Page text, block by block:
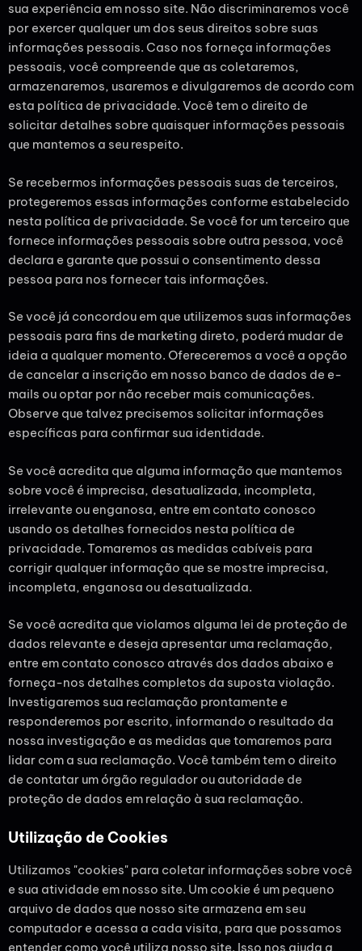
sua experiência em nosso site. Não discriminaremos você
por exercer qualquer um dos seus direitos sobre suas
informações pessoais. Caso nos forneça informações
pessoais, você compreende que as coletaremos,
armazenaremos, usaremos e divulgaremos de acordo com
esta política de privacidade. Você tem o direito de
solicitar detalhes sobre quaisquer informações pessoais
que mantemos a seu respeito.
Se recebermos informações pessoais suas de terceiros,
protegeremos essas informações conforme estabelecido
nesta política de privacidade. Se você for um terceiro que
fornece informações pessoais sobre outra pessoa, você
declara e garante que possui o consentimento dessa
pessoa para nos fornecer tais informações.
Se você já concordou em que utilizemos suas informações
pessoais para fins de marketing direto, poderá mudar de
ideia a qualquer momento. Ofereceremos a você a opção
de cancelar a inscrição em nosso banco de dados de e-
mails ou optar por não receber mais comunicações.
Observe que talvez precisemos solicitar informações
específicas para confirmar sua identidade.
Se você acredita que alguma informação que mantemos
sobre você é imprecisa, desatualizada, incompleta,
irrelevante ou enganosa, entre em contato conosco
usando os detalhes fornecidos nesta política de
privacidade. Tomaremos as medidas cabíveis para
corrigir qualquer informação que se mostre imprecisa,
incompleta, enganosa ou desatualizada.
Se você acredita que violamos alguma lei de proteção de
dados relevante e deseja apresentar uma reclamação,
entre em contato conosco através dos dados abaixo e
forneça-nos detalhes completos da suposta violação.
Investigaremos sua reclamação prontamente e
responderemos por escrito, informando o resultado da
nossa investigação e as medidas que tomaremos para
lidar com a sua reclamação. Você também tem o direito
de contatar um órgão regulador ou autoridade de
proteção de dados em relação à sua reclamação.
Utilização de Cookies
Utilizamos "cookies" para coletar informações sobre você
e sua atividade em nosso site. Um cookie é um pequeno
arquivo de dados que nosso site armazena em seu
computador e acessa a cada visita, para que possamos
entender como você utiliza nosso site. Isso nos ajuda a